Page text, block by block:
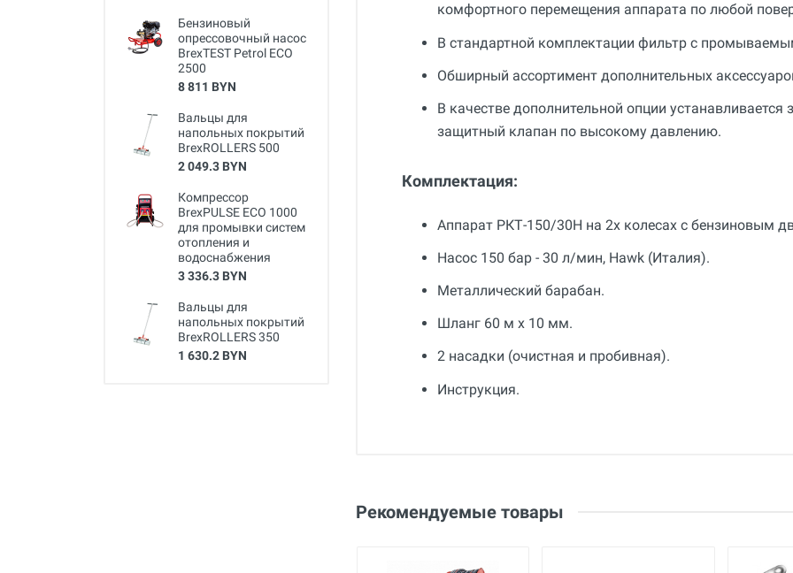
Бензиновый
опрессовочный насос
BrexTEST Petrol ECO
2500
8 811 BYN
Вальцы для
напольных покрытий
BrexROLLERS 500
2 049.3 BYN
Компрессор
BrexPULSE ECO 1000
для промывки систем
отопления и
водоснабжения
3 336.3 BYN
Вальцы для
напольных покрытий
BrexROLLERS 350
1 630.2 BYN
комфортного перемещения аппарата по любой
В стандартной комплектации фильтр с
Обширный ассортимент дополнительных
В качестве дополнительной опции устанавливается
защитный клапан по высокому давлению.
Комплектация:
Аппарат РКТ-150/30Н на 2х колесах с бензиновым
Насос 150 бар - 30 л/мин, Hawk (Италия).
Металлический барабан.
Шланг 60 м х 10 мм.
2 насадки (очистная и пробивная).
Инструкция.
Бренд
Рекомендуемые товары